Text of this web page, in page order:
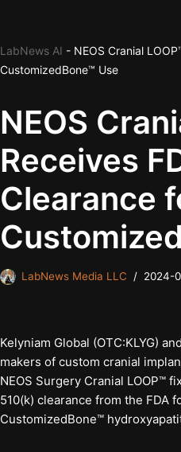
LabNews AI - NEOS Cranial
CustomizedBone™ Use
NEOS
Receives
Clearance
LabNews Media LLC 2024-
Kelyniam Global (OTC:KLYG)
makers of custom cranial
NEOS Surgery Cranial LOOP™
510(k) clearance from the FDA
CustomizedBone™